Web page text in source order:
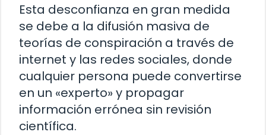
Esta desconfianza en gran medida
se debe a la difusión masiva de
teorías de conspiración a través de
internet y las redes sociales, donde
cualquier persona puede convertirse
en un «experto» y propagar
información errónea sin revisión
científica.